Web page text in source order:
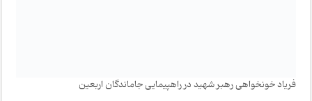
فریاد خونخواهی رهبر شهید در راهپیمایی جاماندگان اربعین